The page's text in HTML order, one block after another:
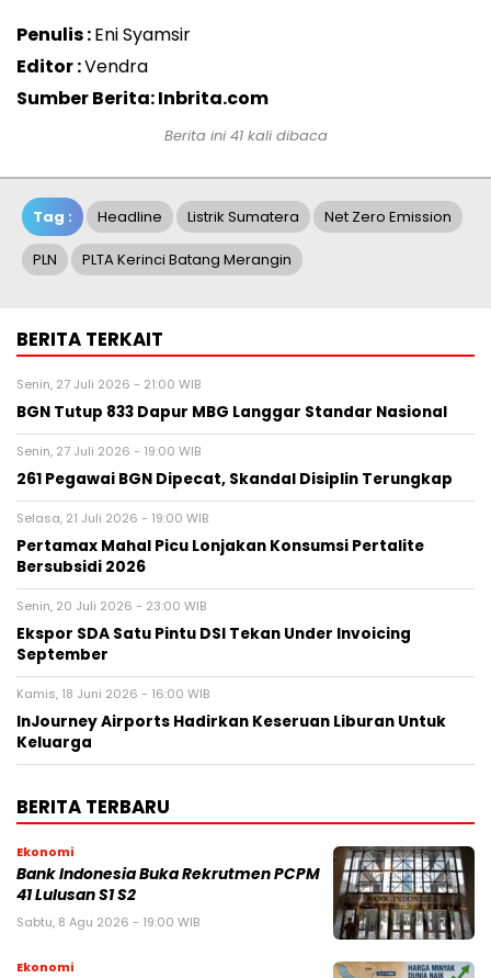
Penulis :Eni Syamsir
Editor :Vendra
Sumber Berita: Inbrita.com
Berita ini 41 kali dibaca
Tag : Headline Listrik Sumatera Net Zero Emission
PLN PLTA Kerinci Batang Merangin
BERITA TERKAIT
Senin, 27 Juli 2026 - 21:00 WIB
BGN Tutup 833 Dapur MBG Langgar Standar Nasional
Senin, 27 Juli 2026 - 19:00 WIB
261 Pegawai BGN Dipecat, Skandal Disiplin Terungkap
Selasa, 21 Juli 2026 - 19:00 WIB
Pertamax Mahal Picu Lonjakan Konsumsi Pertalite
Bersubsidi 2026
Senin, 20 Juli 2026 - 23:00 WIB
Ekspor SDA Satu Pintu DSI Tekan Under Invoicing
September
Kamis, 18 Juni 2026 - 16:00 WIB
InJourney Airports Hadirkan Keseruan Liburan Untuk
Keluarga
BERITA TERBARU
Ekonomi
Bank Indonesia Buka Rekrutmen PCPM
41 Lulusan S1 S2
Sabtu, 8 Agu 2026 - 19:00 WIB
Ekonomi